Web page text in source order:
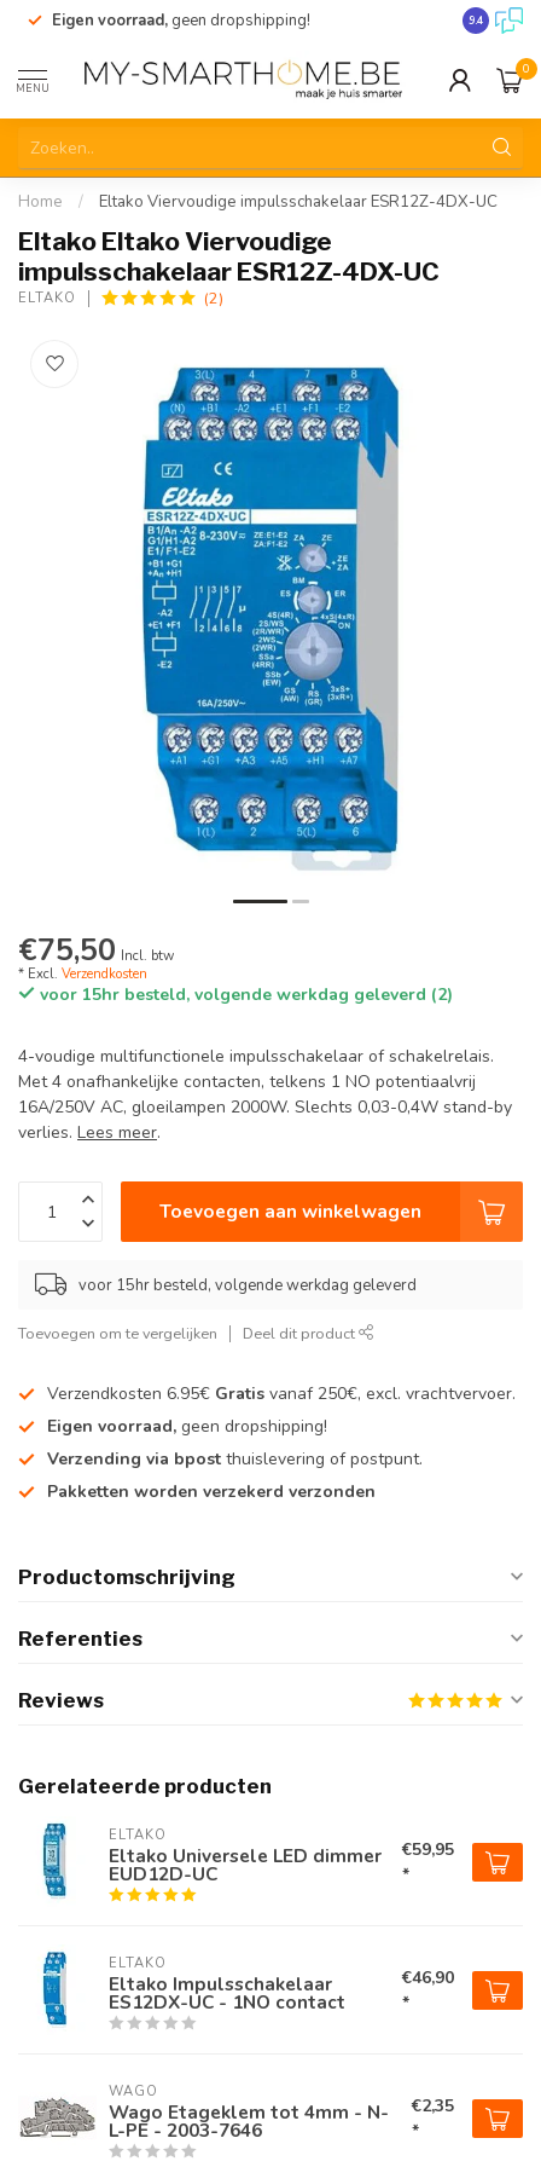
Eigen voorraad, geen dropshipping! 9.4
MENU
0
Home / Eltako Viervoudige impulsschakelaar ESR12Z-4DX-UC
Eltako Eltako Viervoudige
impulsschakelaar ESR12Z-4DX-UC
ELTAKO (2)
€75,50 Incl. btw
* Excl. Verzendkosten
voor 15hr besteld, volgende werkdag geleverd (2)
4-voudige multifunctionele impulsschakelaar of schakelrelais.
Met 4 onafhankelijke contacten, telkens 1 NO potentiaalvrij
16A/250V AC, gloeilampen 2000W. Slechts 0,03-0,4W stand-by
verlies. Lees meer.
Toevoegen aan winkelwagen
voor 15hr besteld, volgende werkdag geleverd
Toevoegen om te vergelijken Deel dit product
Verzendkosten 6.95€ Gratis vanaf 250€, excl. vrachtvervoer.
Eigen voorraad, geen dropshipping!
Verzending via bpost thuislevering of postpunt.
Pakketten worden verzekerd verzonden
Productomschrijving
Referenties
Reviews
Gerelateerde producten
ELTAKO
Eltako Universele LED dimmer
EUD12D-UC
€59,95
*
ELTAKO
Eltako Impulsschakelaar
ES12DX-UC - 1NO contact
€46,90
*
WAGO
Wago Etageklem tot 4mm - N-
L-PE - 2003-7646
€2,35
*